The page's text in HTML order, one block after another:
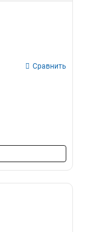
Сравнить